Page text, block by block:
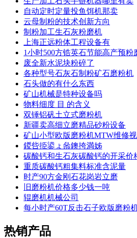
自动定时定量投鱼饵机那卖
云母制粉的技术创新方向
制粉加工生石灰粉磨机
上海正远粉体工程设备有
1小时500方锆英石节能高产预粉
废全新水泥块粉碎了
各种型号石灰石制粉矿石磨粉机
石头做的有什么东西
矿山机械是特种设备吗
物料细度 目 的含义
双锤铝矾土立式磨粉机
新疆卖高细立磨精品砂粉设备
矿山小型欧版磨粉机MTW维修
鍐呰挋鍙ょ叅鐭挎満姊
碳酸钙和生石灰碳酸钙的开采价
重质碳酸钙粗集料标准含泥量
时产90方金刚石花岗岩立磨
旧磨粉机价格多少钱一吨
辊磨机机械公司
每小时产60T反击石子欧版磨粉
热销产品